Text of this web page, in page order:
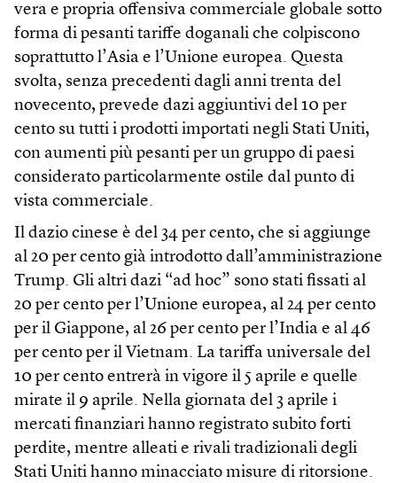
vera e propria offensiva commerciale globale sotto
forma di pesanti tariffe doganali che colpiscono
soprattutto l’Asia e l’Unione europea. Questa
svolta, senza precedenti dagli anni trenta del
novecento, prevede dazi aggiuntivi del 10 per
cento su tutti i prodotti importati negli Stati Uniti,
con aumenti più pesanti per un gruppo di paesi
considerato particolarmente ostile dal punto di
vista commerciale.
Il dazio cinese è del 34 per cento, che si aggiunge
al 20 per cento già introdotto dall’amministrazione
Trump. Gli altri dazi “ad hoc” sono stati fissati al
20 per cento per l’Unione europea, al 24 per cento
per il Giappone, al 26 per cento per l’India e al 46
per cento per il Vietnam. La tariffa universale del
10 per cento entrerà in vigore il 5 aprile e quelle
mirate il 9 aprile. Nella giornata del 3 aprile i
mercati finanziari hanno registrato subito forti
perdite, mentre alleati e rivali tradizionali degli
Stati Uniti hanno minacciato misure di ritorsione.